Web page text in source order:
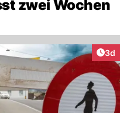
zwei Wochen
3d